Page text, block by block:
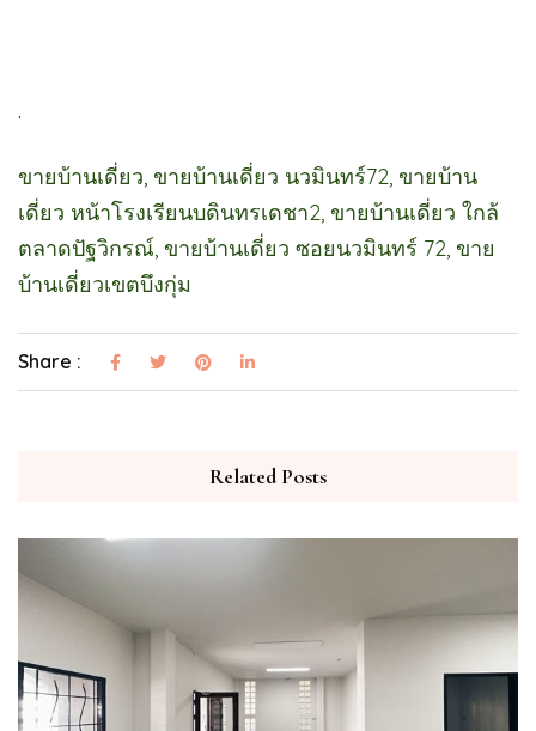
.
ขายบ้านเดี่ยว, ขายบ้านเดี่ยว นวมินทร์72, ขายบ้าน
เดี่ยว หน้าโรงเรียนบดินทรเดชา2, ขายบ้านเดี่ยว ใกล้
ตลาดปัฐวิกรณ์, ขายบ้านเดี่ยว ซอยนวมินทร์ 72, ขาย
บ้านเดี่ยวเขตบึงกุ่ม
Share :
Related Posts